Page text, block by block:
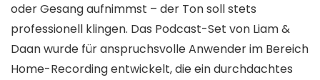
oder Gesang aufnimmst – der Ton soll stets
professionell klingen. Das Podcast-Set von Liam &
Daan wurde für anspruchsvolle Anwender im Bereich
Home-Recording entwickelt, die ein durchdachtes